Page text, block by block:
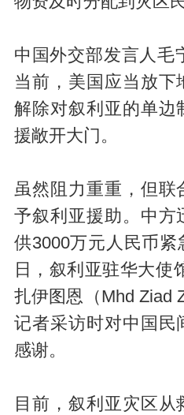
中国外交部发言人毛
当前，美国应当放下
解除对叙利亚的单边
援敞开大门。
虽然阻力重重，但联
予叙利亚援助。中方
供3000万元人民币
日，叙利亚驻华大使
扎伊图恩（Mhd Ziad
记者采访时对中国民
感谢。
目前，叙利亚灾区从